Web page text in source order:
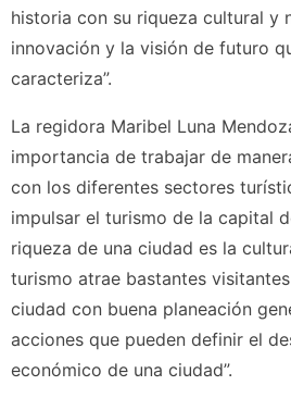
historia con su riqueza cultural y
innovación y la visión de futuro
caracteriza”.
La regidora Maribel Luna
importancia de trabajar de
con los diferentes sectores
impulsar el turismo de la capital
riqueza de una ciudad es la
turismo atrae bastantes
ciudad con buena planeación
acciones que pueden definir el
económico de una ciudad”.